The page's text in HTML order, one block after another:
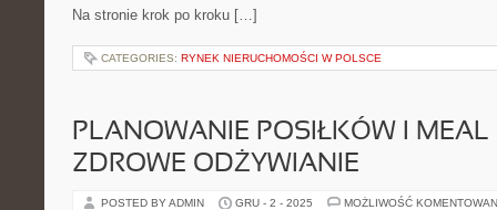
Na stronie krok po kroku […]
CATEGORIES: RYNEK NIERUCHOMOŚCI W POLSCE
PLANOWANIE POSIŁKÓW I MEAL
ZDROWE ODŻYWIANIE
POSTED BY ADMIN GRU - 2 - 2025 MOŻLIWOŚĆ